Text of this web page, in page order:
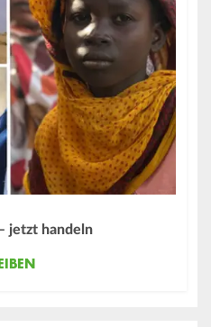
jetzt handeln